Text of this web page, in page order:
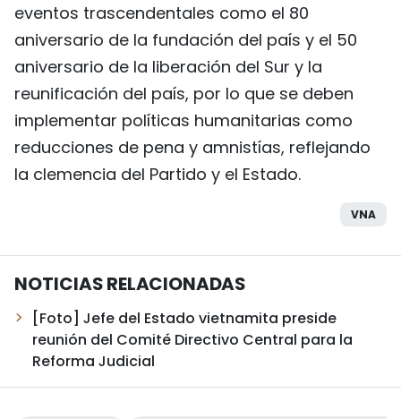
eventos trascendentales como el 80
aniversario de la fundación del país y el 50
aniversario de la liberación del Sur y la
reunificación del país, por lo que se deben
implementar políticas humanitarias como
reducciones de pena y amnistías, reflejando
la clemencia del Partido y el Estado.
VNA
NOTICIAS RELACIONADAS
[Foto] Jefe del Estado vietnamita preside
reunión del Comité Directivo Central para la
Reforma Judicial